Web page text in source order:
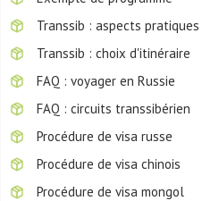
Transsib : aspects pratiques
Transsib : choix d'itinéraire
FAQ : voyager en Russie
FAQ : circuits transsibérien
Procédure de visa russe
Procédure de visa chinois
Procédure de visa mongol